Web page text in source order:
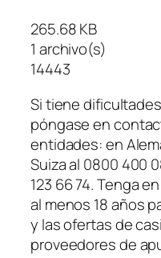
265.68 KB
1 archivo(s)
14443
Si tiene
póngase en
entidades: en
Suiza al 0800 400
123 66 74. Tenga
al menos 18 años
y las ofertas de
proveedores de